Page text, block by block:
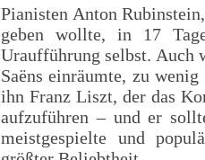
Pianisten Anton
geben wollte, in 17
Uraufführung selbst. Auch
Saëns einräumte, zu
ihn Franz Liszt, der das
aufzuführen – und er
meistgespielte und